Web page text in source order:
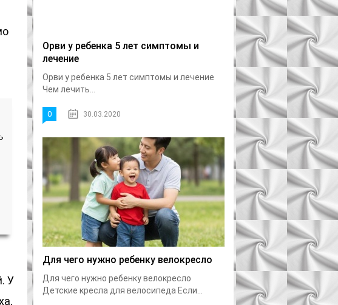
У
Орви у ребенка 5 лет симптомы и
лечение
Орви у ребенка 5 лет симптомы и лечение
Чем лечить...
0 30.03.2020
Для чего нужно ребенку велокресло
Для чего нужно ребенку велокресло
Детские кресла для велосипеда Если...